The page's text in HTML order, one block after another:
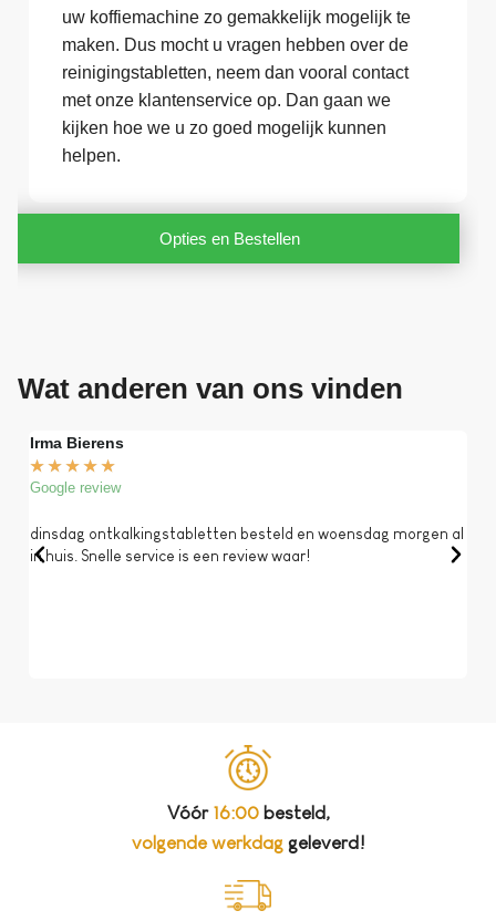
uw koffiemachine zo gemakkelijk mogelijk te
maken. Dus mocht u vragen hebben over de
reinigingstabletten, neem dan vooral contact
met onze klantenservice op. Dan gaan we
kijken hoe we u zo goed mogelijk kunnen
helpen.
Opties en Bestellen
Wat anderen van ons vinden
Irma Bierens
★ ★ ★ ★ ★
Google review
dinsdag ontkalkingstabletten besteld en woensdag morgen al
in huis. Snelle service is een review waar!
Vóór 16:00besteld,
volgende werkdaggeleverd!